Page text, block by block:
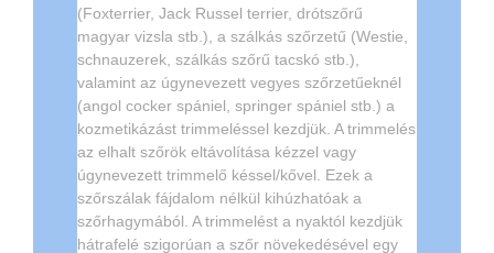
(Foxterrier, Jack Russel terrier, drótszőrű
magyar vizsla stb.), a szálkás szőrzetű (Westie,
schnauzerek, szálkás szőrű tacskó stb.),
valamint az úgynevezett vegyes szőrzetűeknél
(angol cocker spániel, springer spániel stb.) a
kozmetikázást trimmeléssel kezdjük. A trimmelés
az elhalt szőrök eltávolítása kézzel vagy
úgynevezett trimmelő késsel/kővel. Ezek a
szőrszálak fájdalom nélkül kihúzhatóak a
szőrhagymából. A trimmelést a nyaktól kezdjük
hátrafelé szigorúan a szőr növekedésével egy